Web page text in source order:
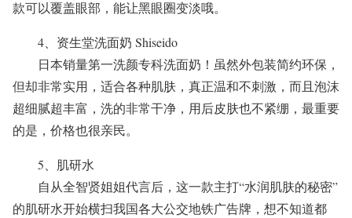
款可以覆盖眼部，能让黑眼圈变淡哦。
4、资生堂洗面奶 Shiseido
日本销量第一洗颜专科洗面奶！虽然外包装简约环保，
但却非常实用，适合各种肌肤，真正温和不刺激，而且泡沫
超细腻超丰富，洗的非常干净，用后皮肤也不紧绷，最重要
的是，价格也很亲民。
5、肌研水
自从全智贤姐姐代言后，这一款主打“水润肌肤的秘密”
的肌研水开始横扫我国各大公交地铁广告牌，想不知道都